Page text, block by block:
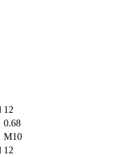
12
0.68
M10
12